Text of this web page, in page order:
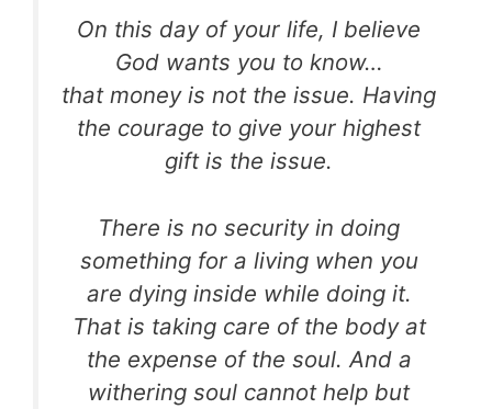
On this day of your life, I believe
God wants you to know…
that money is not the issue. Having
the courage to give your highest
gift is the issue.
There is no security in doing
something for a living when you
are dying inside while doing it.
That is taking care of the body at
the expense of the soul. And a
withering soul cannot help but